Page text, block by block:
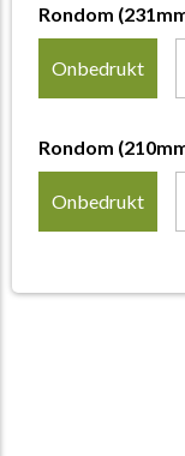
Rondom
Onbedrukt
Rondom
Onbedrukt